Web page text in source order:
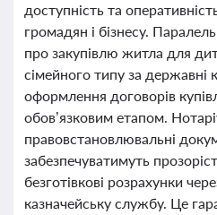
доступність та
громадян і бізнесу.
про закупівлю житла для
сімейного типу за державні
оформлення договорів
обов’язковим етапом.
правовстановлювальні
забезпечуватимуть
безготівкові розрахунки
казначейську службу. Це